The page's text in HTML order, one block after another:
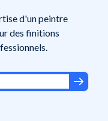
d'un peintre
des finitions